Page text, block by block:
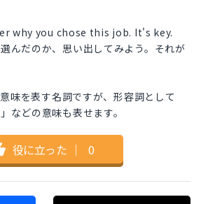
why you chose this job. It's key.
んだのか、思い出してみよう。それが
味を表す名詞ですが、形容詞として
などの意味も表せます。
役に立った ｜ 0